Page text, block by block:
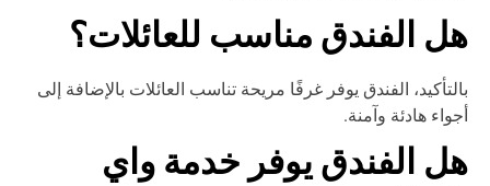
الفندق مناسب للعائلات؟
الفندق يوفر غرفًا مريحة تناسب العائلات بالإضافة إلى
هادئة وآمنة.
الفندق يوفر خدمة واي